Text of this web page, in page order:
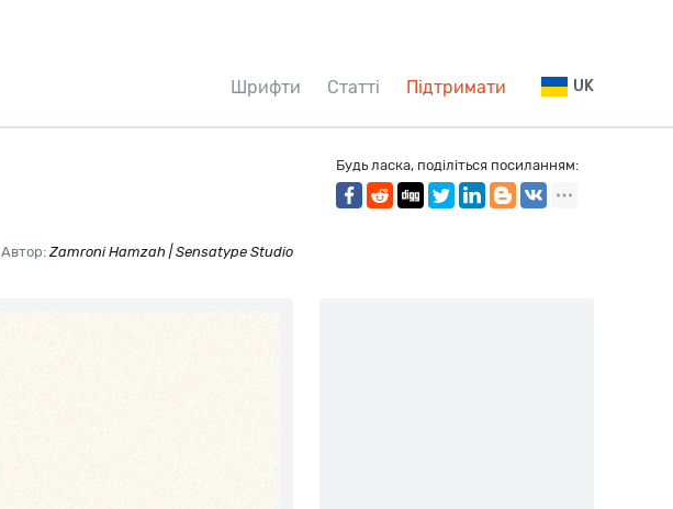
Шрифти Статті Підтримати UK
Автор:Zamroni Hamzah | Sensatype Studio
Будь ласка, поділіться посиланням: